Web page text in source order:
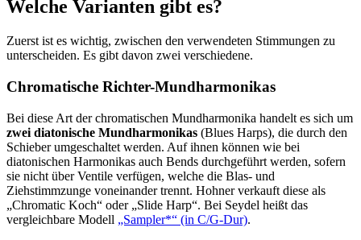
Welche Varianten gibt es?
Zuerst ist es wichtig, zwischen den verwendeten Stimmungen zu
unterscheiden. Es gibt davon zwei verschiedene.
Chromatische Richter-Mundharmonikas
Bei diese Art der chromatischen Mundharmonika handelt es sich um
zwei diatonische Mundharmonikas (Blues Harps), die durch den
Schieber umgeschaltet werden. Auf ihnen können wie bei
diatonischen Harmonikas auch Bends durchgeführt werden, sofern
sie nicht über Ventile verfügen, welche die Blas- und
Ziehstimmzunge voneinander trennt. Hohner verkauft diese als
„Chromatic Koch“ oder „Slide Harp“. Bei Seydel heißt das
vergleichbare Modell „Sampler*“ (in C/G-Dur).